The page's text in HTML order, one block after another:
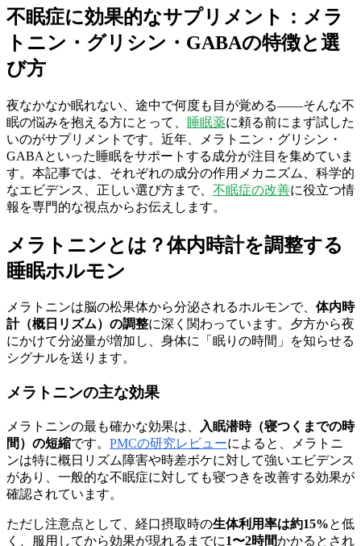
不眠症に効果的なサプリメント：メラ
トニン・グリシン・GABAの特徴と選
び方
夜なかなか眠れない、途中で何度も目が覚める——そんな不
眠の悩みを抱える方にとって、
睡眠薬に頼る前にまず試した
いのがサプリメントです。近年、メラトニン・グリシン・
GABAといった睡眠をサポートする成分が注目を集めていま
す。本記事では、それぞれの成分の作用メカニズム、科学的
なエビデンス、正しい選び方まで、 不眠症の改善に役立つ情
報を専門的な視点からお伝えします。
メラトニンとは？体内時計を調整する
睡眠ホルモン
メラトニンは脳の松果体から分泌されるホルモンで、 体内時
計（概日リズム）の調整に深く関わっています。夕方から夜
にかけて分泌量が増加し、身体に「眠りの時間」を知らせる
シグナルを送ります。
メラトニンの主な効果
メラトニンの最も確かな効果は、
入眠潜時（寝つくまでの時
間）の短縮です。 PMCの研究レビューによると、メラトニ
ンは特に概日リズム障害や時差ボケに対して強いエビデンス
があり、一般的な不眠症に対しても寝つきを改善する効果が
確認されています。
ただし注意点として、経口摂取時の生体利用率は約15%と低
く、服用してから効果が現れるまでに1〜2時間かかるとされ